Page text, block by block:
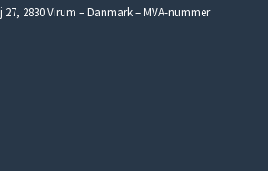
2830 Virum – Danmark – MVA-nummer